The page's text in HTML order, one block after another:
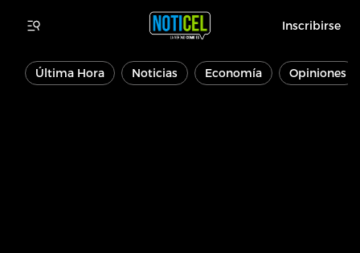
Inscribirse
Última Hora Noticias Economía Opiniones